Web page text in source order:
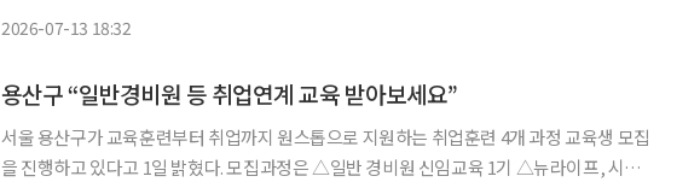
2026-07-13 18:32
용산구 “일반경비원 등 취업연계 교육 받아보세요”
서울 용산구가 교육훈련부터 취업까지 원스톱으로 지원하는 취업훈련 4개 과정 교육생 모집
을 진행하고 있다고 1일 밝혔다. 모집과정은 △일반 경비원 신임교육 1기 △뉴라이프, 시니어